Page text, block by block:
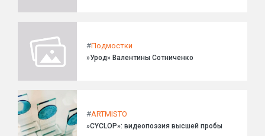
#Подмостки
»Урод» Валентины Сотниченко
#ARTMISTO
»CYCLOP»: видеопоэзия высшей пробы